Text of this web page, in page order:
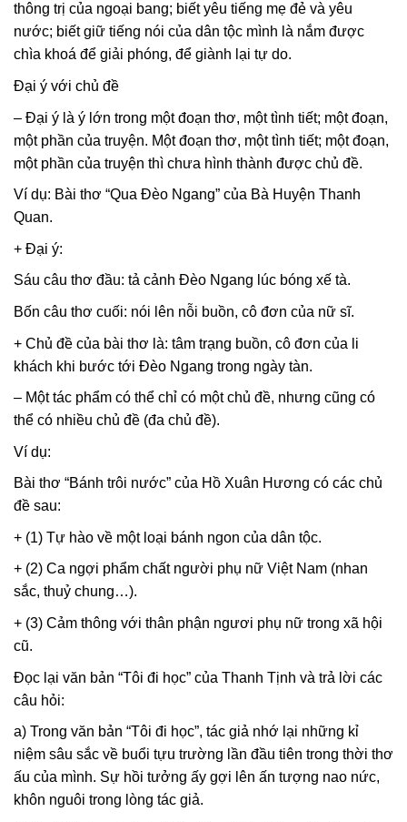
thông trị của ngoại bang; biết yêu tiếng mẹ đẻ và yêu
nước; biết giữ tiếng nói của dân tộc mình là nắm được
chìa khoá để giải phóng, để giành lại tự do.
Đại ý với chủ đề
– Đại ý là ý lớn trong một đoạn thơ, một tình tiết; một đoạn,
một phần của truyện. Một đoạn thơ, một tình tiết; một đoạn,
một phần của truyện thì chưa hình thành được chủ đề.
Ví dụ: Bài thơ “Qua Đèo Ngang” của Bà Huyện Thanh
Quan.
+ Đại ý:
Sáu câu thơ đầu: tả cảnh Đèo Ngang lúc bóng xế tà.
Bốn câu thơ cuối: nói lên nỗi buồn, cô đơn của nữ sĩ.
+ Chủ đề của bài thơ là: tâm trạng buồn, cô đơn của li
khách khi bước tới Đèo Ngang trong ngày tàn.
– Một tác phẩm có thể chỉ có một chủ đề, nhưng cũng có
thể có nhiều chủ đề (đa chủ đề).
Ví dụ:
Bài thơ “Bánh trôi nước” của Hồ Xuân Hương có các chủ
đề sau:
+ (1) Tự hào về một loại bánh ngon của dân tộc.
+ (2) Ca ngợi phẩm chất người phụ nữ Việt Nam (nhan
sắc, thuỷ chung…).
+ (3) Cảm thông với thân phận ngươi phụ nữ trong xã hội
cũ.
Đọc lại văn bản “Tôi đi học” của Thanh Tịnh và trả lời các
câu hỏi:
a) Trong văn bản “Tôi đi học”, tác giả nhớ lại những kỉ
niệm sâu sắc về buổi tựu trường lần đầu tiên trong thời thơ
ấu của mình. Sự hồi tưởng ấy gợi lên ấn tượng nao nức,
khôn nguôi trong lòng tác giả.